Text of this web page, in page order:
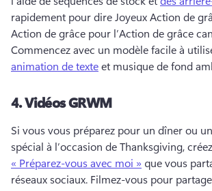
rapidement pour dire Joyeux Action de
Commencez avec un modèle facile à
animation de texte et musique de fond
4.Vidéos GRWM
Si vous vous préparez pour un dîner ou
spécial à l’occasion de Thanksgiving,
« Préparez-vous avec moi » que vous
réseaux sociaux. Filmez-vous pour